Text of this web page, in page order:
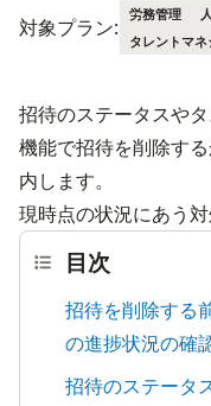
対象プラン:
労務管理
タレントマネ
招待のステータスや
機能で招待を削除す
内します。
現時点の状況にあう対
目次
招待を削除する
の進捗状況の確
招待のステータ